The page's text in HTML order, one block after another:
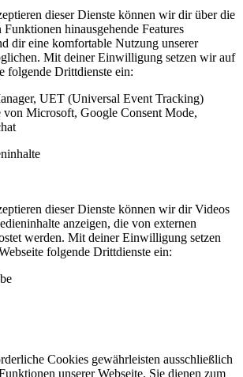
dieser Dienste können wir dir über die
Funktionen hinausgehende Features
dir eine komfortable Nutzung unserer
Mit deiner Einwilligung setzen wir auf
folgende Drittdienste ein:
UET (Universal Event Tracking)
von Microsoft, Google Consent Mode,
dieser Dienste können wir dir Videos
anzeigen, die von externen
werden. Mit deiner Einwilligung setzen
folgende Drittdienste ein:
Cookies gewährleisten ausschließlich
unserer Webseite. Sie dienen zum